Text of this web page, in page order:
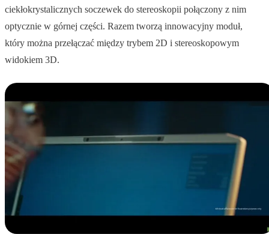
ciekłokrystalicznych soczewek do stereoskopii połączony z nim
optycznie w górnej części. Razem tworzą innowacyjny moduł,
który można przełączać między trybem 2D i stereoskopowym
widokiem 3D.